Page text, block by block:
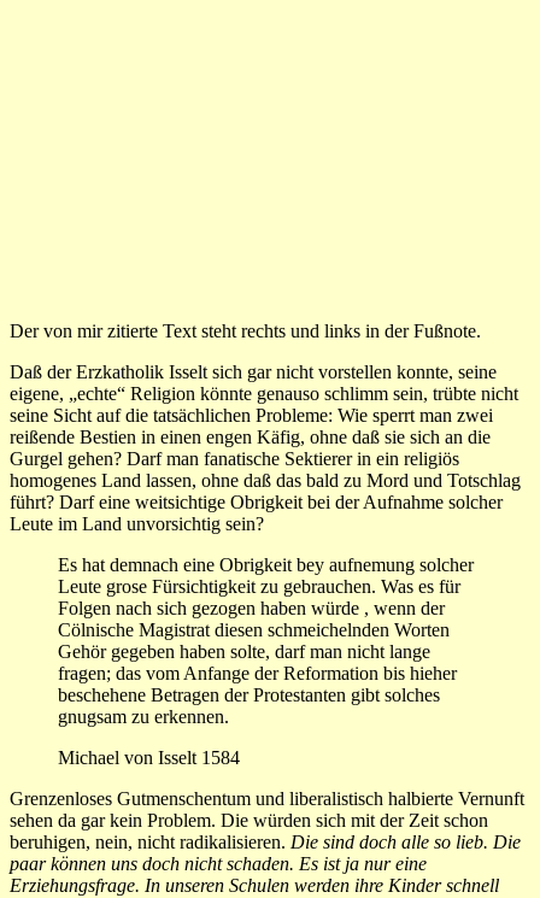
Der von mir zitierte Text steht rechts und links in der Fußnote.
Daß der Erzkatholik Isselt sich gar nicht vorstellen konnte, seine
eigene, „echte“ Religion könnte genauso schlimm sein, trübte nicht
seine Sicht auf die tatsächlichen Probleme: Wie sperrt man zwei
reißende Bestien in einen engen Käfig, ohne daß sie sich an die
Gurgel gehen? Darf man fanatische Sektierer in ein religiös
homogenes Land lassen, ohne daß das bald zu Mord und Totschlag
führt? Darf eine weitsichtige Obrigkeit bei der Aufnahme solcher
Leute im Land unvorsichtig sein?
Es hat demnach eine Obrigkeit bey aufnemung solcher
Leute grose Fürsichtigkeit zu gebrauchen. Was es für
Folgen nach sich gezogen haben würde , wenn der
Cölnische Magistrat diesen schmeichelnden Worten
Gehör gegeben haben solte, darf man nicht lange
fragen; das vom Anfange der Reformation bis hieher
beschehene Betragen der Protestanten gibt solches
gnugsam zu erkennen.
Michael von Isselt 1584
Grenzenloses Gutmenschentum und liberalistisch halbierte Vernunft
sehen da gar kein Problem. Die würden sich mit der Zeit schon
beruhigen, nein, nicht radikalisieren. Die sind doch alle so lieb. Die
paar können uns doch nicht schaden. Es ist ja nur eine
Erziehungsfrage. In unseren Schulen werden ihre Kinder schnell